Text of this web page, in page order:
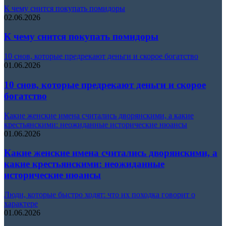
К чему снится покупать помидоры
02.06.2026
К чему снится покупать помидоры
10 снов, которые предрекают деньги и скорое богатство
01.06.2026
10 снов, которые предрекают деньги и скорое
богатство
Какие женские имена считались дворянскими, а какие
крестьянскими: неожиданные исторические нюансы
01.06.2026
Какие женские имена считались дворянскими, а
какие крестьянскими: неожиданные
исторические нюансы
Люди, которые быстро ходят: что их походка говорит о
характере
01.06.2026